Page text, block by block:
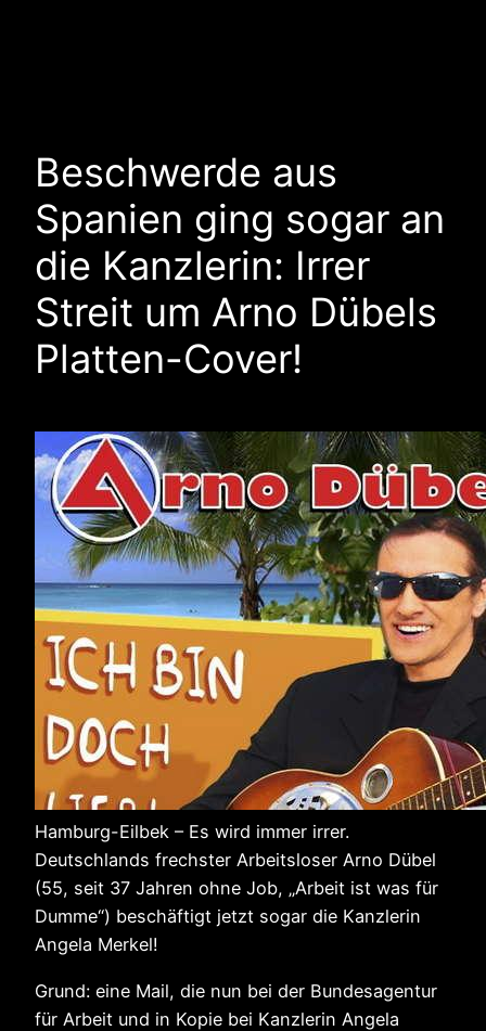
Beschwerde aus
Spanien ging sogar an
die Kanzlerin: Irrer
Streit um Arno Dübels
Platten-Cover!
Hamburg-Eilbek – Es wird immer irrer.
Deutschlands frechster Arbeitsloser Arno Dübel
(55, seit 37 Jahren ohne Job, „Arbeit ist was für
Dumme“) beschäftigt jetzt sogar die Kanzlerin
Angela Merkel!
Grund: eine Mail, die nun bei der Bundesagentur
für Arbeit und in Kopie bei Kanzlerin Angela